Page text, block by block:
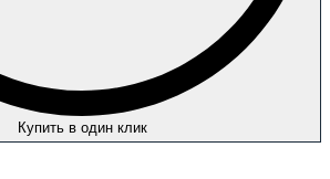
Купить в один клик